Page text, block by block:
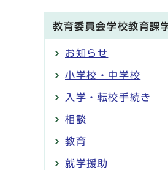
教育委員会学校教育課
お知らせ
小学校・中学校
入学・転校手続き
相談
教育
就学援助